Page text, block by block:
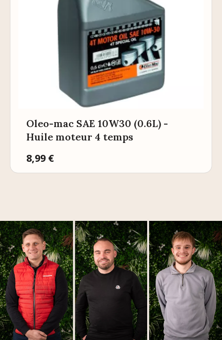
Oleo-mac SAE 10W30 (0.6L) -
Huile moteur 4 temps
Prix
8,99 €